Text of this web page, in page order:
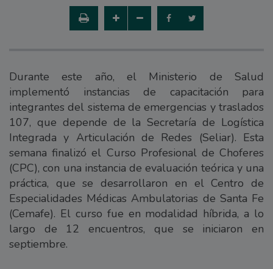
Durante este año, el Ministerio de Salud
implementó instancias de capacitación para
integrantes del sistema de emergencias y traslados
107, que depende de la Secretaría de Logística
Integrada y Articulación de Redes (Seliar). Esta
semana finalizó el Curso Profesional de Choferes
(CPC), con una instancia de evaluación teórica y una
práctica, que se desarrollaron en el Centro de
Especialidades Médicas Ambulatorias de Santa Fe
(Cemafe). El curso fue en modalidad híbrida, a lo
largo de 12 encuentros, que se iniciaron en
septiembre.